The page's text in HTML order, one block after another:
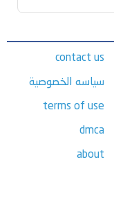
contact us
سياسه الخصوصية
terms of use
dmca
about